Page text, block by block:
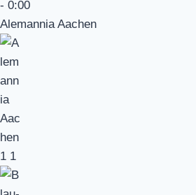
- 0:00
Alemannia Aachen
1 1